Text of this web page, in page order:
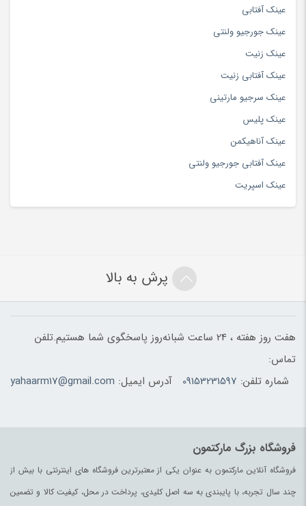
عینک آفتابی
عینک جورجیو ولنتی
عینک زنیت
عینک آفتابی زنیت
عینک سرجیو مارتینی
عینک پلیس
عینک آناهیکمن
عینک آفتابی جورجیو ولنتی
عینک اسپریت
پرش به بالا
هفت روز هفته ، 24 ساعت شبانه‌روز پاسخگوی شما هستیم.تلفن
تماس:
شماره تلفن: 09153231597 آدرس ایمیل: yahaarm17@gmail.com
فروشگاه بزرگ مارکتمون
فروشگاه آنلاین مارکتمون به عنوان یکی از معتبرترین فروشگاه های اینترنتی با بیش از
چند سال تجربه، با پایبندی به سه اصل کلیدی، پرداخت در محل، کیفیت کالا و تضمین